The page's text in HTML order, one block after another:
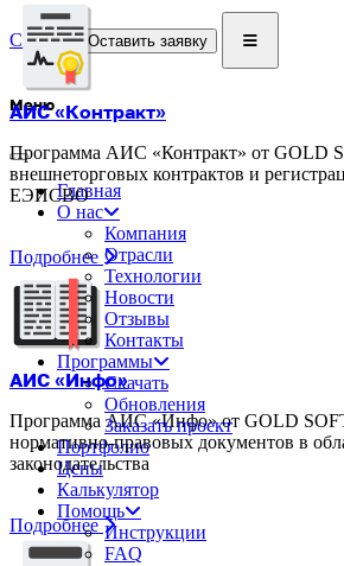
Скачать Оставить заявку
Меню
Главная
О нас
Компания
Отрасли
Технологии
Новости
Отзывы
Контакты
Программы
Скачать
Обновления
Заказать проект
Портфолио
Цены
Калькулятор
Помощь
Инструкции
FAQ
АИС «Контракт»
Программа АИС «Контракт» от GOLD
внешнеторговых контрактов и
ЕЭИСВО
Подробнее
АИС «Инфо»
Программа АИС «Инфо» от GOLD
нормативно-правовых документов в
законодательства
Подробнее